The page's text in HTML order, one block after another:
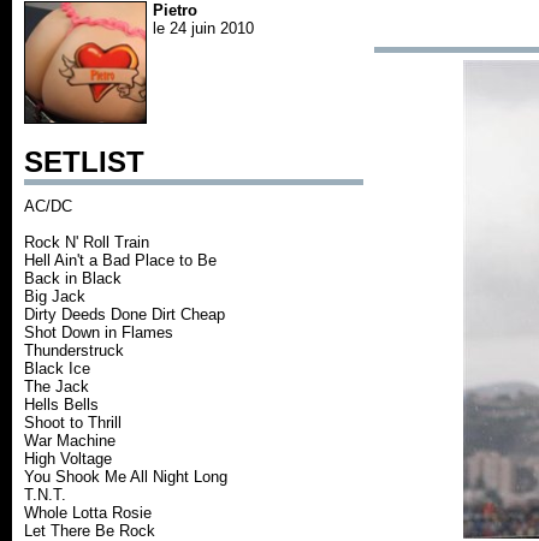
Pietro
le 24 juin 2010
SETLIST
AC/DC
Rock N' Roll Train
Hell Ain't a Bad Place to Be
Back in Black
Big Jack
Dirty Deeds Done Dirt Cheap
Shot Down in Flames
Thunderstruck
Black Ice
The Jack
Hells Bells
Shoot to Thrill
War Machine
High Voltage
You Shook Me All Night Long
T.N.T.
Whole Lotta Rosie
Let There Be Rock